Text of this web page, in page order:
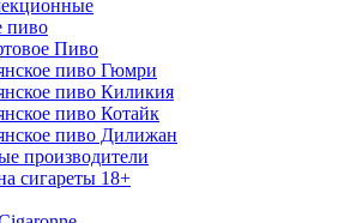
пиво
Пиво
пиво Гюмри
пиво Киликия
пиво Котайк
пиво Дилижан
производители
сигареты 18+